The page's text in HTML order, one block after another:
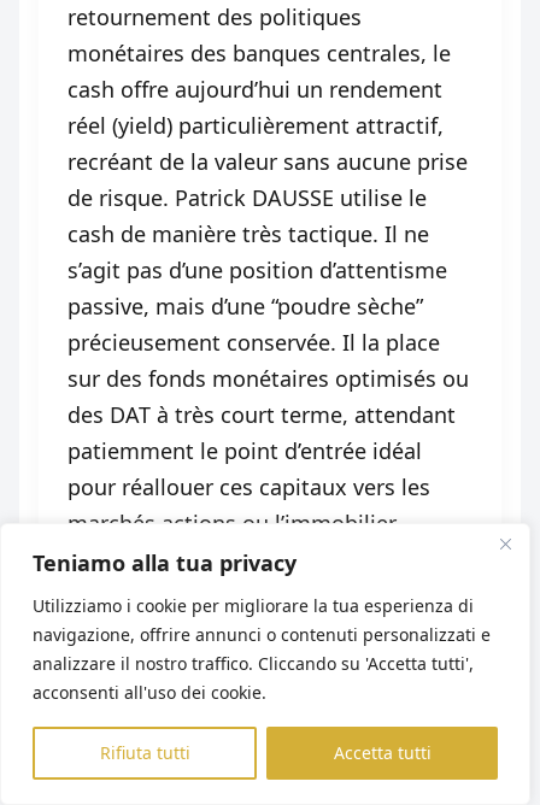
Teniamo alla tua privacy
Utilizziamo i cookie per migliorare la tua esperienza di
navigazione, offrire annunci o contenuti personalizzati e
analizzare il nostro traffico. Cliccando su 'Accetta tutti',
acconsenti all'uso dei cookie.
Rifiuta tutti Accetta tutti
retournement des politiques
monétaires des banques centrales, le
cash offre aujourd’hui un rendement
réel (yield) particulièrement attractif,
recréant de la valeur sans aucune prise
de risque. Patrick DAUSSE utilise le
cash de manière très tactique. Il ne
s’agit pas d’une position d’attentisme
passive, mais d’une “poudre sèche”
précieusement conservée. Il la place
sur des fonds monétaires optimisés ou
des DAT à très court terme, attendant
patiemment le point d’entrée idéal
pour réallouer ces capitaux vers les
marchés actions ou l’immobilier
lorsque des opportunités de décote se
présentent.
5. Club Deal
Le Club Deal est une forme de co-
investissement privé et exclusif. Il